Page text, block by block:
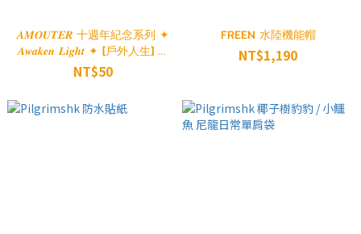
𝑨𝑴𝑶𝑼𝑻𝑬𝑹 十週年紀念系列 ✦
𝑨𝒘𝒂𝒌𝒆𝒏 𝑳𝒊𝒈𝒉𝒕 ✦ [戶外人生] 貼
紙包
NT$50
FREEN 水陸機能帽
NT$1,190